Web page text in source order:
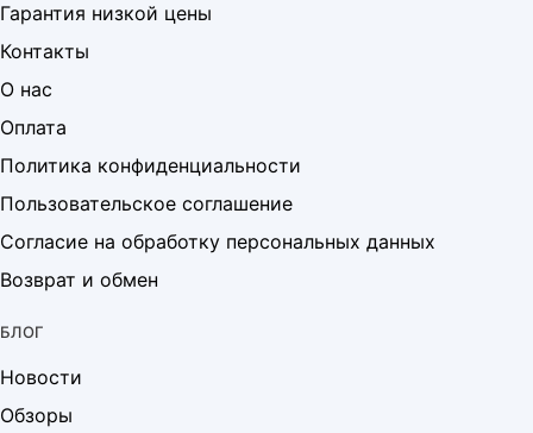
Гарантия низкой цены
Контакты
О нас
Оплата
Политика конфиденциальности
Пользовательское соглашение
Согласие на обработку персональных данных
Возврат и обмен
БЛОГ
Новости
Обзоры